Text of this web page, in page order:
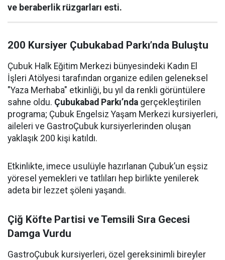
ve beraberlik rüzgarları esti.
200 Kursiyer Çubukabad Parkı’nda Buluştu
Çubuk Halk Eğitim Merkezi bünyesindeki Kadın El
İşleri Atölyesi tarafından organize edilen geleneksel
"Yaza Merhaba" etkinliği, bu yıl da renkli görüntülere
sahne oldu. Çubukabad Parkı’nda gerçekleştirilen
programa; Çubuk Engelsiz Yaşam Merkezi kursiyerleri,
aileleri ve GastroÇubuk kursiyerlerinden oluşan
yaklaşık 200 kişi katıldı.
Etkinlikte, imece usulüyle hazırlanan Çubuk’un eşsiz
yöresel yemekleri ve tatlıları hep birlikte yenilerek
adeta bir lezzet şöleni yaşandı.
Çiğ Köfte Partisi ve Temsili Sıra Gecesi
Damga Vurdu
GastroÇubuk kursiyerleri, özel gereksinimli bireyler